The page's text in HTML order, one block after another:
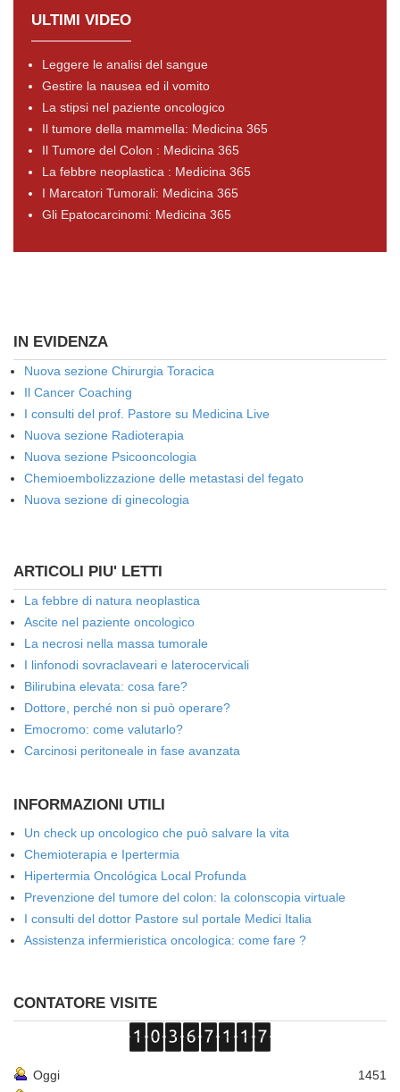
ULTIMI VIDEO
Leggere le analisi del sangue
Gestire la nausea ed il vomito
La stipsi nel paziente oncologico
Il tumore della mammella: Medicina 365
Il Tumore del Colon : Medicina 365
La febbre neoplastica : Medicina 365
I Marcatori Tumorali: Medicina 365
Gli Epatocarcinomi: Medicina 365
IN EVIDENZA
Nuova sezione Chirurgia Toracica
Il Cancer Coaching
I consulti del prof. Pastore su Medicina Live
Nuova sezione Radioterapia
Nuova sezione Psicooncologia
Chemioembolizzazione delle metastasi del fegato
Nuova sezione di ginecologia
ARTICOLI PIU' LETTI
La febbre di natura neoplastica
Ascite nel paziente oncologico
La necrosi nella massa tumorale
I linfonodi sovraclaveari e laterocervicali
Bilirubina elevata: cosa fare?
Dottore, perché non si può operare?
Emocromo: come valutarlo?
Carcinosi peritoneale in fase avanzata
INFORMAZIONI UTILI
Un check up oncologico che può salvare la vita
Chemioterapia e Ipertermia
Hipertermia Oncológica Local Profunda
Prevenzione del tumore del colon: la colonscopia virtuale
I consulti del dottor Pastore sul portale Medici Italia
Assistenza infermieristica oncologica: come fare ?
CONTATORE VISITE
Oggi
1451